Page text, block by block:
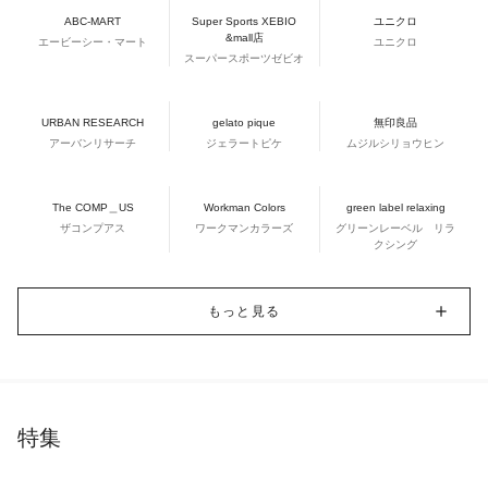
ABC-MART
エービーシー・マート
Super Sports XEBIO
&mall店
スーパースポーツゼビオ
ユニクロ
ユニクロ
URBAN RESEARCH
アーバンリサーチ
gelato pique
ジェラートピケ
無印良品
ムジルシリョウヒン
The COMP＿US
ザコンプアス
Workman Colors
ワークマンカラーズ
green label relaxing
グリーンレーベル リラ
クシング
もっと見る
特集